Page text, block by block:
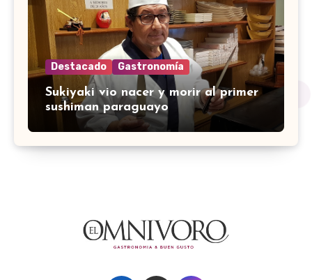
Destacado Gastronomía
Sukiyaki vio nacer y morir al primer
sushiman paraguayo